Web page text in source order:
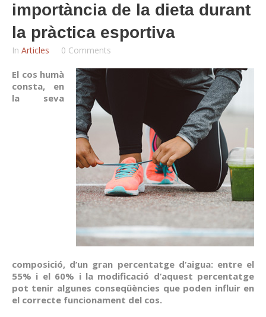
importància de la dieta durant
la pràctica esportiva
In Articles 0 Comments
El cos humà
consta, en
la seva
composició, d’un gran percentatge d’aigua: entre el
55% i el 60% i la modificació d’aquest percentatge
pot tenir algunes conseqüències que poden influir en
el correcte funcionament del cos.